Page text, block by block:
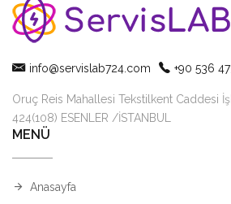
info@servislab724.com +90 536
Oruç Reis Mahallesi Tekstilkent Caddesi
424(108) ESENLER /İSTANBUL
MENÜ
Anasayfa